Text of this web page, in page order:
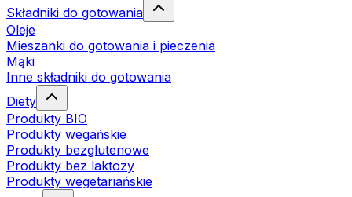
Składniki do gotowania
Oleje
Mieszanki do gotowania i pieczenia
Mąki
Inne składniki do gotowania
Diety
Produkty BIO
Produkty wegańskie
Produkty bezglutenowe
Produkty bez laktozy
Produkty wegetariańskie